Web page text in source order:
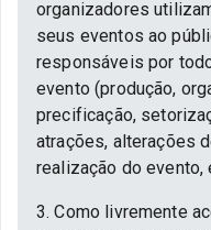
organizadores
seus eventos ao
responsáveis por
evento (produção,
precificação,
atrações, alterações
realização do evento,
3. Como livremente